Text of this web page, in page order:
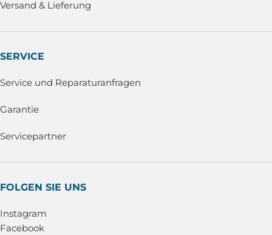
Versand & Lieferung
SERVICE
Service und Reparaturanfragen
Garantie
Servicepartner
FOLGEN SIE UNS
Instagram
Facebook